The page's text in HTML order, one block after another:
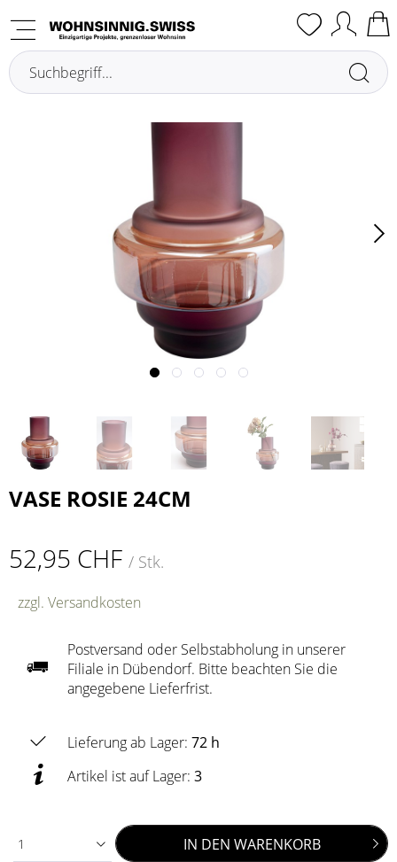
Übersicht
VASE ROSIE 24CM
52,95 CHF / Stk.
zzgl. Versandkosten
Postversand oder Selbstabholung in unserer
Filiale in Dübendorf. Bitte beachten Sie die
angegebene Lieferfrist.
Lieferung ab Lager: 72 h
Artikel ist auf Lager: 3
1 IN DEN WARENKORB